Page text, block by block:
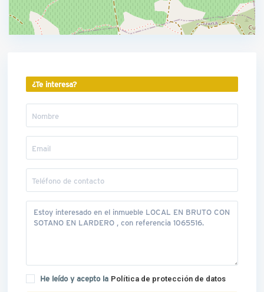
¿Te interesa?
He leído y acepto la Política de protección de datos